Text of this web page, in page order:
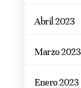
Abril 2023
Marzo 2023
Enero 2023